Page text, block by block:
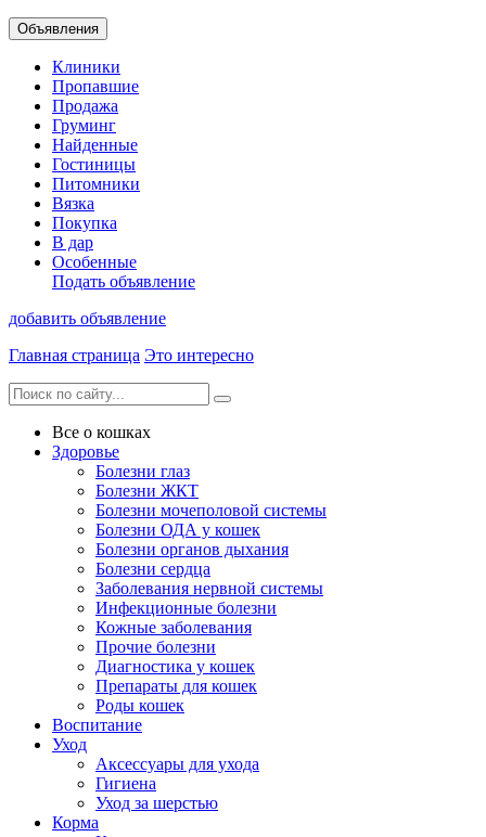
Объявления
Клиники
Пропавшие
Продажа
Груминг
Найденные
Гостиницы
Питомники
Вязка
Покупка
В дар
Особенные
Подать объявление
добавить объявление
Главная страница Это интересно
Все о кошках
Здоровье
Болезни глаз
Болезни ЖКТ
Болезни мочеполовой системы
Болезни ОДА у кошек
Болезни органов дыхания
Болезни сердца
Заболевания нервной системы
Инфекционные болезни
Кожные заболевания
Прочие болезни
Диагностика у кошек
Препараты для кошек
Роды кошек
Воспитание
Уход
Аксессуары для ухода
Гигиена
Уход за шерстью
Корма